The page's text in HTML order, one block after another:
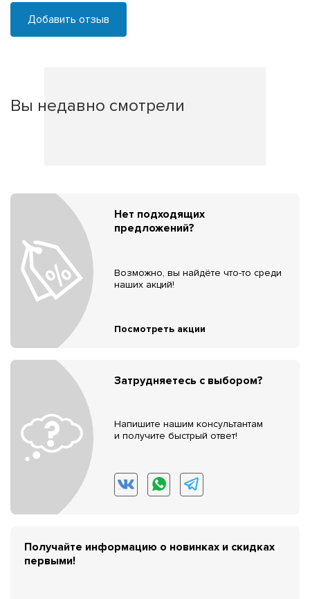
Добавить отзыв
Вы недавно смотрели
Нет подходящих
предложений?
Возможно, вы найдёте что-то среди
наших акций!
Посмотреть акции
Затрудняетесь с выбором?
Напишите нашим консультантам
и получите быстрый ответ!
Получайте информацию о новинках и скидках
первыми!